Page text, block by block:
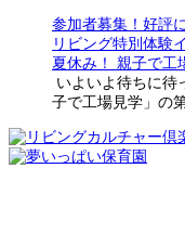
参加者募集！好評
リビング特別体験
夏休み！ 親子で工
いよいよ待ちに待
子で工場見学」の